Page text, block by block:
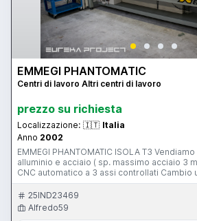
EMMEGI PHANTOMATIC
Centri di lavoro Altri centri di lavoro
prezzo su richiesta
Localizzazione: 🇮🇹 Italia
Anno 2002
EMMEGI PHANTOMATIC ISOLA T3 Vendiamo centro di lavoro per
alluminio e acciaio ( sp. massimo acciaio 3
CNC automatico a 3 assi controllati Cambio
Posizionamento Morse manuale
funzioni Corsa Asse X 3450 mm / Corsa asse Y 300 mm / Corsa
asse Z 295 mm Vendiamo con utensili e
prezzo Per info non esitare a contattarci.
25IND23469
Alfredo59